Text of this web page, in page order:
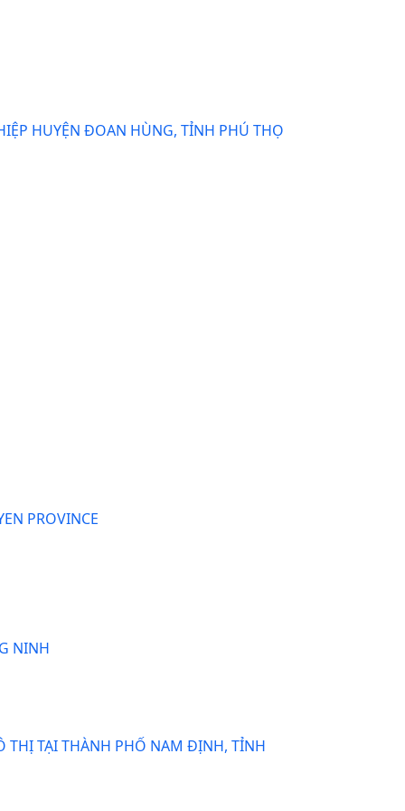
HUYỆN ĐOAN HÙNG, TỈNH PHÚ THỌ
PROVINCE
NINH
THỊ TẠI THÀNH PHỐ NAM ĐỊNH, TỈNH